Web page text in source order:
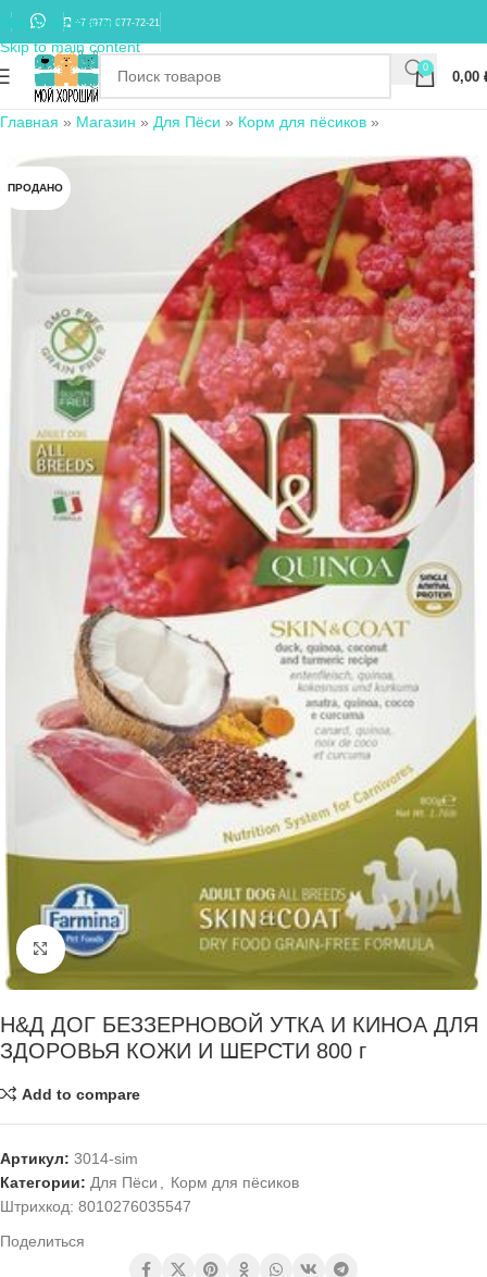
Skip to navigation
Skip to main content
+7 (977) 677-72-21
0
0,00
Главная » Магазин » Для Пёси » Корм для пёсиков »
ПРОДАНО
Нажмите, чтобы увеличить
Н&Д ДОГ БЕЗЗЕРНОВОЙ УТКА И КИНОА ДЛЯ
ЗДОРОВЬЯ КОЖИ И ШЕРСТИ 800 г
Add to compare
Артикул: 3014-sim
Категории: Для Пёси
Корм для пёсиков
Штрихкод: 8010276035547
Поделиться